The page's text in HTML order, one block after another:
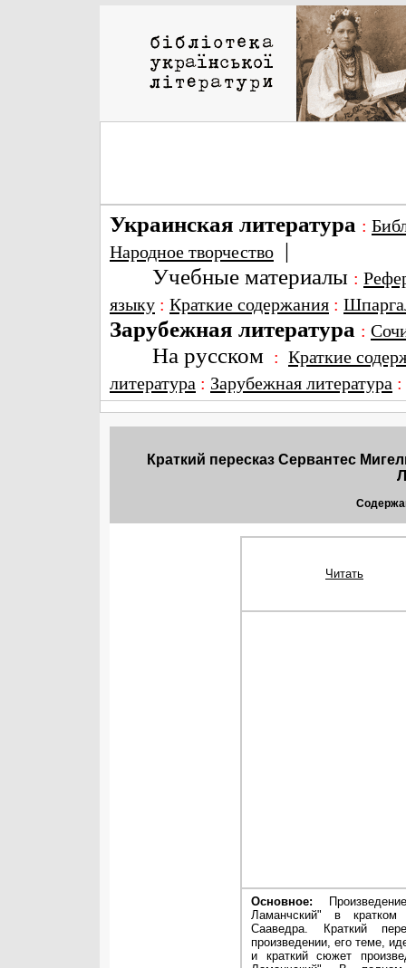
Украинская литература :
Народное творчество |
Учебные материалы :
языку : Краткие содержания :
Зарубежная литература :
На русском : Краткие
литература : Зарубежная литература
Краткий пересказ Сервантес
Читать
Основное:
Ламанчский" в кратком
Сааведра. Краткий
произведении, его теме,
и краткий сюжет